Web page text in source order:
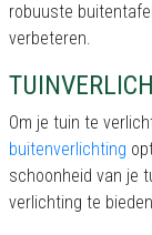
robuuste
verbeteren.
Om je tuin te
buitenverlichting
schoonheid van je
verlichting te